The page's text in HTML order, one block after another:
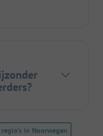
in Noorwegen